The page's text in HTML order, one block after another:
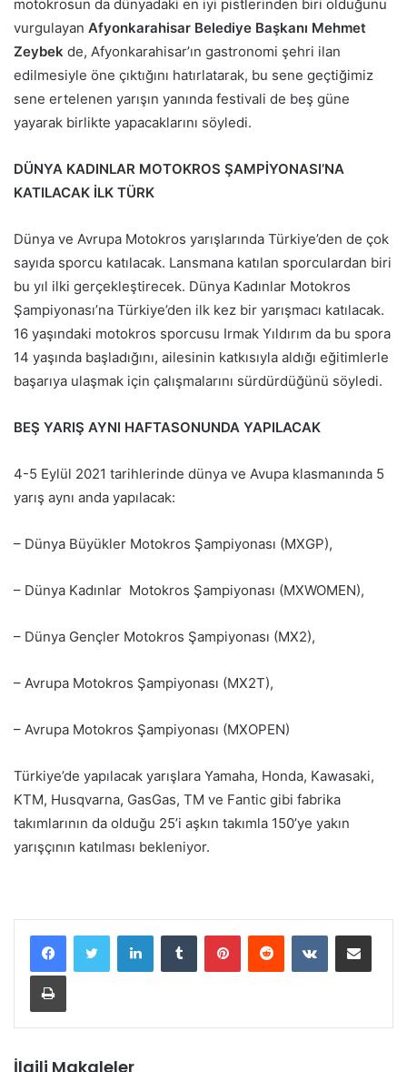
motokrosun da dünyadaki en iyi pistlerinden biri olduğunu
vurgulayan Afyonkarahisar Belediye Başkanı Mehmet
Zeybek de, Afyonkarahisar’ın gastronomi şehri ilan
edilmesiyle öne çıktığını hatırlatarak, bu sene geçtiğimiz
sene ertelenen yarışın yanında festivali de beş güne
yayarak birlikte yapacaklarını söyledi.
DÜNYA KADINLAR MOTOKROS ŞAMPİYONASI’NA
KATILACAK İLK TÜRK
Dünya ve Avrupa Motokros yarışlarında Türkiye’den de çok
sayıda sporcu katılacak. Lansmana katılan sporculardan biri
bu yıl ilki gerçekleştirecek. Dünya Kadınlar Motokros
Şampiyonası’na Türkiye’den ilk kez bir yarışmacı katılacak.
16 yaşındaki motokros sporcusu Irmak Yıldırım da bu spora
14 yaşında başladığını, ailesinin katkısıyla aldığı eğitimlerle
başarıya ulaşmak için çalışmalarını sürdürdüğünü söyledi.
BEŞ YARIŞ AYNI HAFTASONUNDA YAPILACAK
4-5 Eylül 2021 tarihlerinde dünya ve Avupa klasmanında 5
yarış aynı anda yapılacak:
– Dünya Büyükler Motokros Şampiyonası (MXGP),
– Dünya Kadınlar Motokros Şampiyonası (MXWOMEN),
– Dünya Gençler Motokros Şampiyonası (MX2),
– Avrupa Motokros Şampiyonası (MX2T),
– Avrupa Motokros Şampiyonası (MXOPEN)
Türkiye’de yapılacak yarışlara Yamaha, Honda, Kawasaki,
KTM, Husqvarna, GasGas, TM ve Fantic gibi fabrika
takımlarının da olduğu 25’i aşkın takımla 150’ye yakın
yarışçının katılması bekleniyor.
İlgili Makaleler